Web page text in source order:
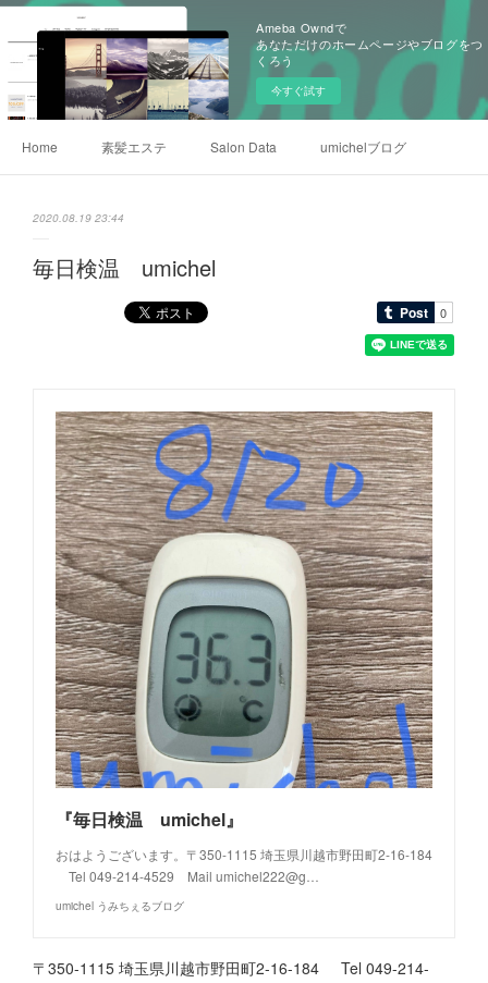
Ameba Owndで
あなただけのホームページやブログをつ
くろう
今すぐ試す
Home 素髪エステ Salon Data umichelブログ
2020.08.19 23:44
毎日検温 umichel
『毎日検温 umichel』
おはようございます。〒350-1115 埼玉県川越市野田町2-16-184
Tel 049-214-4529 Mail umichel222@g…
umichel うみちぇるブログ
〒350-1115 埼玉県川越市野田町2-16-184 Tel 049-214-